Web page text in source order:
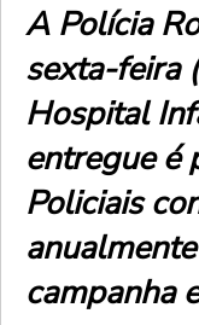
A Polícia
sexta-feira
Hospital
entregue é
Policiais
campanha